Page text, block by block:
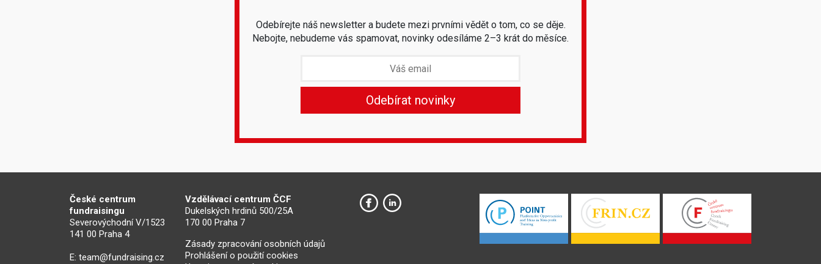
Odebírejte náš newsletter a budete mezi prvními vědět o tom, co se děje.
Nebojte, nebudeme vás spamovat, novinky odesíláme 2–3 krát do měsíce.
České centrum
fundraisingu
Severovýchodní V/1523
141 00 Praha 4
E: team@fundraising.cz
Vzdělávací centrum ČCF
Dukelských hrdinů 500/25A
170 00 Praha 7
Zásady zpracování osobních údajů
Prohlášení o použití cookies